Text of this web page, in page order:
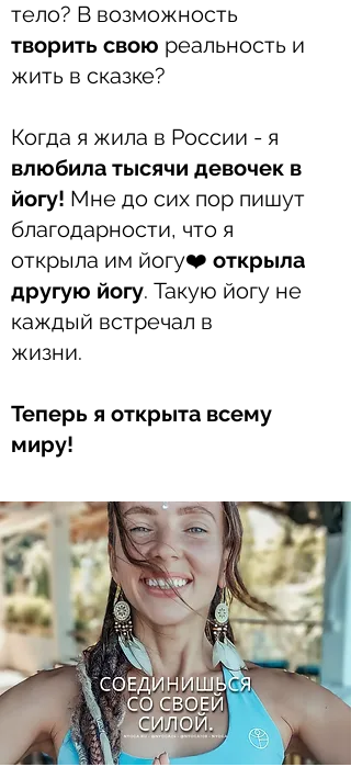
тело? В возможность
творить свою реальность и
жить в сказке?⠀
Когда я жила в России - я
влюбила тысячи девочек в
йогу! Мне до сих пор пишут
благодарности, что я
открыла им йогу❤️ открыла
другую йогу. Такую йогу не
каждый встречал в
жизни.⠀⠀
Теперь я открыта всему
миру!